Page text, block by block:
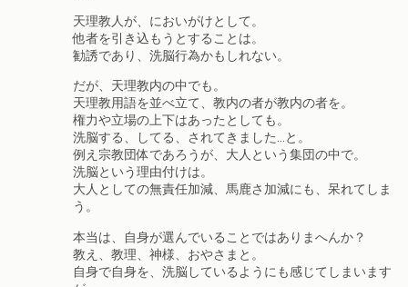
天理教人が、においがけとして。
他者を引き込もうとすることは。
勧誘であり、洗脳行為かもしれない。
だが、天理教内の中でも。
天理教用語を並べ立て、教内の者が教内の者を。
権力や立場の上下はあったとしても。
洗脳する、してる、されてきました…と。
例え宗教団体であろうが、大人という集団の中で。
洗脳という理由付けは。
大人としての無責任加減、馬鹿さ加減にも、呆れてしま
う。
本当は、自身が選んでいることではありまへんか？
教え、教理、神様、おやさまと。
自身で自身を、洗脳しているようにも感じてしまいます